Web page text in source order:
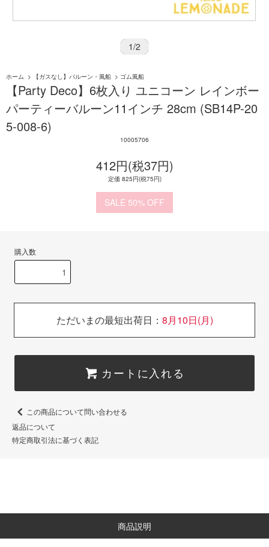
1/2
ホーム > 【ガスなし】バルーン・風船 > ゴム風船
【Party Deco】6枚入り ユニコーン レインボー
パーティーバルーン11インチ 28cm (SB14P-20
5-008-6)
10005706
412円(税37円)
定価 825円(税75円)
50%
購入数
ただいまの最短出荷日： 8月10日(月)
カートに入れる
この商品について問い合わせる
返品について
特定商取引法に基づく表記
商品説明